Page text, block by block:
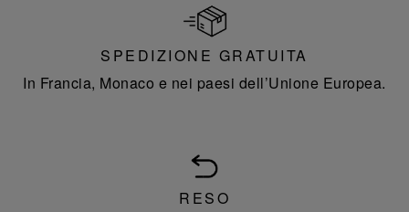
SPEDIZIONE GRATUITA
In Francia, Monaco e nei paesi dell’Unione Europea.
RESO